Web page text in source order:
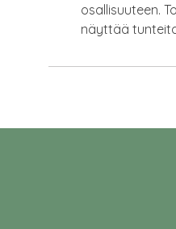
osallisuuteen.
näyttää